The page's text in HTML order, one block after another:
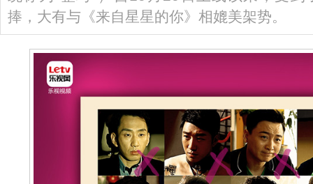
捧，大有与《来自星星的你》相媲美架势。